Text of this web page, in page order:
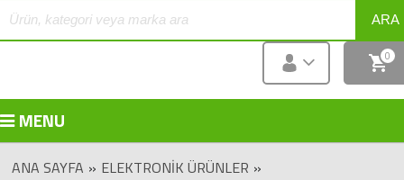
ARA
0
MENU
ANA SAYFA » ELEKTRONIK ÜRÜNLER »